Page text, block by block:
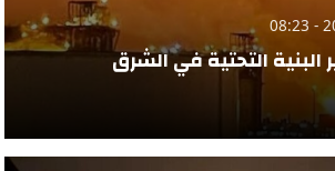
البنية التحتية في الشرق